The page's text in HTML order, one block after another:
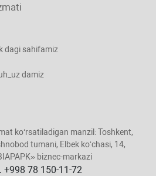
dagi sahifamiz
damiz
koʻrsatiladigan manzil: Toshkent,
tumani, Elbek koʻchasi, 14,
biznec-markazi
+998 78 150-11-72